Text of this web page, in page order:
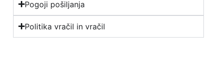
Pogoji pošiljanja
Politika vračil in vračil